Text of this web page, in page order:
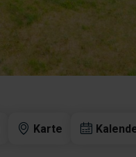
Karte